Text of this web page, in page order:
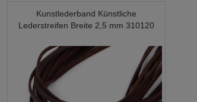
Kunstlederband Künstliche
Lederstreifen Breite 2,5 mm 310120